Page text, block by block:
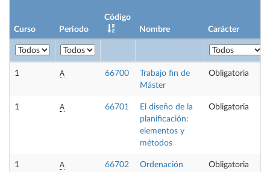
Curso Periodo
Código
Nombre
Carácter
1 A 66700
Trabajo fin de
Máster
Obligatoria
1 A 66701
El diseño de la
planificación:
elementos y
métodos
Obligatoria
1 A 66702
Ordenación
Obligatoria